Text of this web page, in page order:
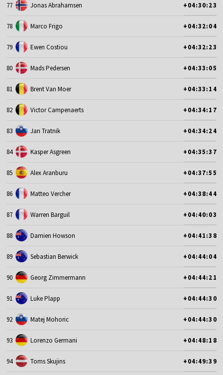
77 Jonas Abrahamsen +04:30:23
78 Marco Frigo +04:32:04
79 Ewen Costiou +04:32:23
80 Mads Pedersen +04:33:05
81 Brent Van Moer +04:33:14
82 Victor Campenaerts +04:34:17
83 Jan Tratnik +04:34:24
84 Kasper Asgreen +04:35:37
85 Alex Aranburu +04:37:55
86 Matteo Vercher +04:38:44
87 Warren Barguil +04:40:03
88 Damien Howson +04:41:38
89 Sebastian Berwick +04:44:04
90 Georg Zimmermann +04:44:21
91 Luke Plapp +04:44:30
92 Matej Mohoric +04:44:30
93 Lorenzo Germani +04:48:18
94 Toms Skujins +04:49:39